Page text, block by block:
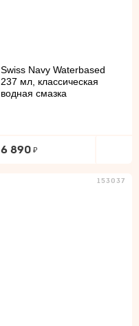
Swiss Navy Waterbased
237 мл, классическая
водная смазка
6 890
153037